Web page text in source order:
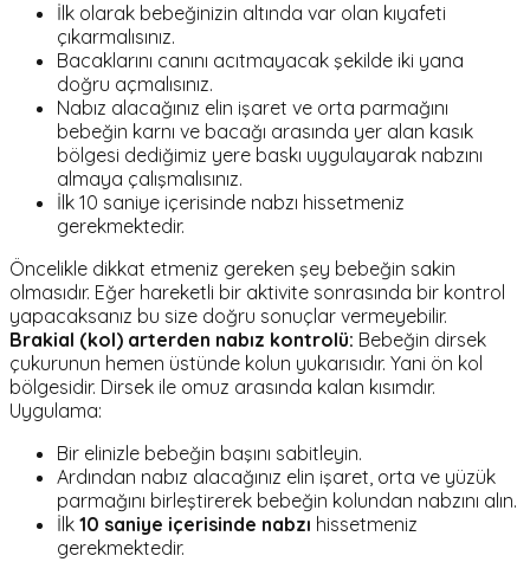
İlk olarak bebeğinizin altında var olan kıyafeti
çıkarmalısınız.
Bacaklarını canını acıtmayacak şekilde iki yana
doğru açmalısınız.
Nabız alacağınız elin işaret ve orta parmağını
bebeğin karnı ve bacağı arasında yer alan kasık
bölgesi dediğimiz yere baskı uygulayarak nabzını
almaya çalışmalısınız.
İlk 10 saniye içerisinde nabzı hissetmeniz
gerekmektedir.
Öncelikle dikkat etmeniz gereken şey bebeğin sakin
olmasıdır. Eğer hareketli bir aktivite sonrasında bir kontrol
yapacaksanız bu size doğru sonuçlar vermeyebilir.
Brakial (kol) arterden nabız kontrolü: Bebeğin dirsek
çukurunun hemen üstünde kolun yukarısıdır. Yani ön kol
bölgesidir. Dirsek ile omuz arasında kalan kısımdır.
Uygulama:
Bir elinizle bebeğin başını sabitleyin.
Ardından nabız alacağınız elin işaret, orta ve yüzük
parmağını birleştirerek bebeğin kolundan nabzını alın.
İlk 10 saniye içerisinde nabzı hissetmeniz
gerekmektedir.